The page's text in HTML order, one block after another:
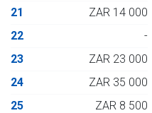
21
ZAR 14 000
22
-
23
ZAR 23 000
24
ZAR 35 000
25
ZAR 8 500